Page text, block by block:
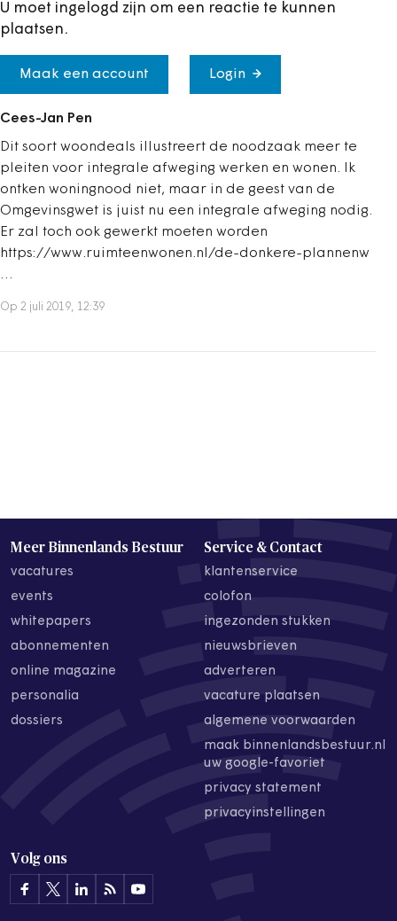
U moet ingelogd zijn om een reactie te kunnen
plaatsen.
Maak een account Login
Cees-Jan Pen
Dit soort woondeals illustreert de noodzaak meer te
pleiten voor integrale afweging werken en wonen. Ik
ontken woningnood niet, maar in de geest van de
Omgevinsgwet is juist nu een integrale afweging nodig.
Er zal toch ook gewerkt moeten worden
https://www.ruimteenwonen.nl/de-donkere-plannenw
…
Op 2 juli 2019, 12:39
Meer Binnenlands Bestuur
vacatures
events
whitepapers
abonnementen
online magazine
personalia
dossiers
Service & Contact
klantenservice
colofon
ingezonden stukken
nieuwsbrieven
adverteren
vacature plaatsen
algemene voorwaarden
maak binnenlandsbestuur.nl
uw google-favoriet
privacy statement
privacyinstellingen
Volg ons